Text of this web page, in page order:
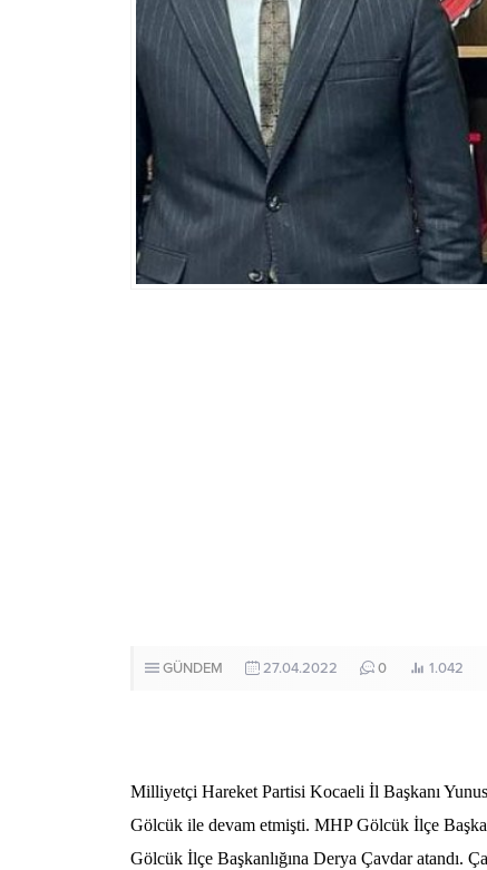
GÜNDEM 27.04.2022 0 1.042
Milliyetçi Hareket Partisi Kocaeli İl Başkanı
Gölcük ile devam etmişti. MHP Gölcük İlçe
Gölcük İlçe Başkanlığına Derya Çavdar atandı.